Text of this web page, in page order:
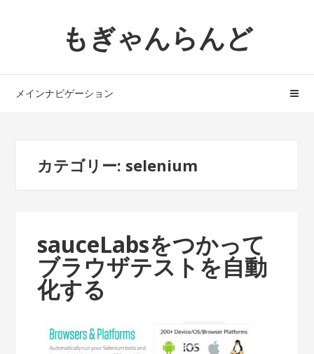
ョ
へ
もぎゃんらんど
メインナビゲーション
カテゴリー: selenium
sauceLabsをつかって
ブラウザテストを自動
化する